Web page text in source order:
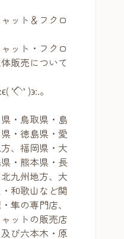
ット＆フクロ
ット・フクロ
販売について
‘◇’ )϶:.。
・鳥取県・島
・徳島県・愛
、福岡県・大
・熊本県・長
九州地方、大
和歌山など関
隼の専門店、
ットの販売店
び六本木・原